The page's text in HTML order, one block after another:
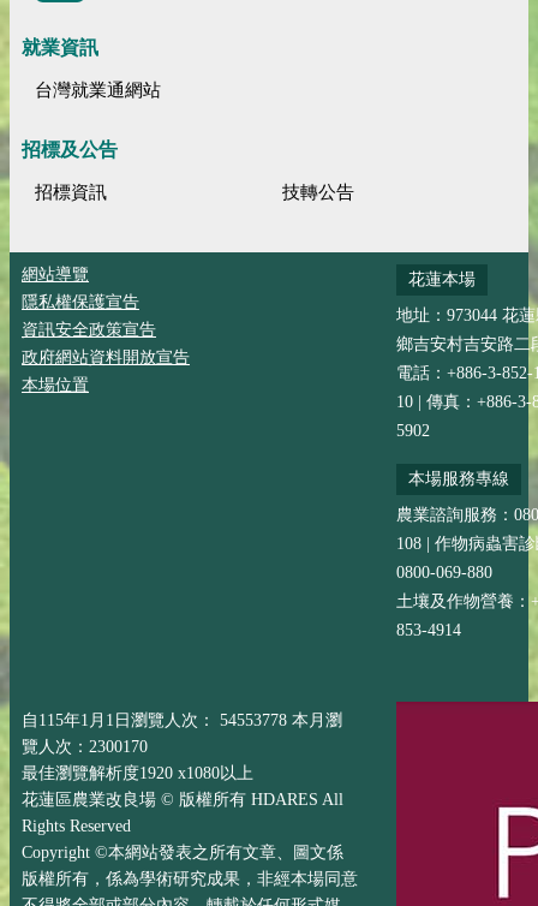
就業資訊
台灣就業通網站
招標及公告
招標資訊 技轉公告
網站導覽
隱私權保護宣告
資訊安全政策宣告
政府網站資料開放宣告
本場位置
花蓮本場
地址：973044 花
鄉吉安村吉安路二
電話：+886-3-852-
10 | 傳真：+886-3-
5902
本場服務專線
農業諮詢服務：
108 | 作物病蟲害
0800-069-880
土壤及作物營養：
853-4914
自115年1月1日瀏覽人次： 54553778 本月瀏
覽人次：2300170
最佳瀏覽解析度1920 x1080以上
花蓮區農業改良場 © 版權所有 HDARES All
Rights Reserved
Copyright ©本網站發表之所有文章、圖文係
版權所有，係為學術研究成果，非經本場同意